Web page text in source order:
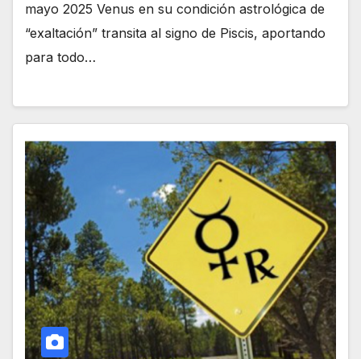
mayo 2025 Venus en su condición astrológica de
“exaltación” transita al signo de Piscis, aportando
para todo…